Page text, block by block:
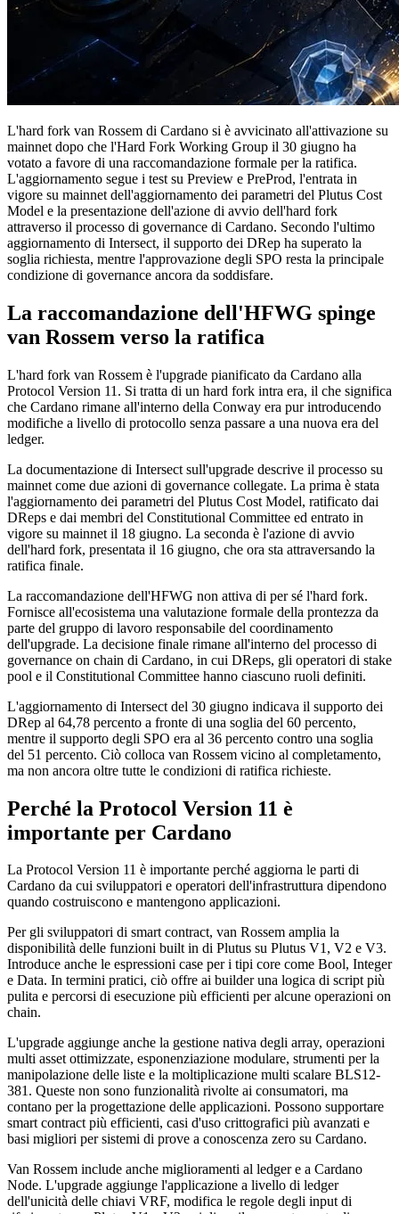
L'hard fork van Rossem di Cardano si è avvicinato all'attivazione su
mainnet dopo che l'Hard Fork Working Group il 30 giugno ha
votato a favore di una raccomandazione formale per la ratifica.
L'aggiornamento segue i test su Preview e PreProd, l'entrata in
vigore su mainnet dell'aggiornamento dei parametri del Plutus Cost
Model e la presentazione dell'azione di avvio dell'hard fork
attraverso il processo di governance di Cardano. Secondo l'ultimo
aggiornamento di Intersect, il supporto dei DRep ha superato la
soglia richiesta, mentre l'approvazione degli SPO resta la principale
condizione di governance ancora da soddisfare.
La raccomandazione dell'HFWG spinge
van Rossem verso la ratifica
L'hard fork van Rossem è l'upgrade pianificato da Cardano alla
Protocol Version 11. Si tratta di un hard fork intra era, il che significa
che Cardano rimane all'interno della Conway era pur introducendo
modifiche a livello di protocollo senza passare a una nuova era del
ledger.
La documentazione di Intersect sull'upgrade descrive il processo su
mainnet come due azioni di governance collegate. La prima è stata
l'aggiornamento dei parametri del Plutus Cost Model, ratificato dai
DReps e dai membri del Constitutional Committee ed entrato in
vigore su mainnet il 18 giugno. La seconda è l'azione di avvio
dell'hard fork, presentata il 16 giugno, che ora sta attraversando la
ratifica finale.
La raccomandazione dell'HFWG non attiva di per sé l'hard fork.
Fornisce all'ecosistema una valutazione formale della prontezza da
parte del gruppo di lavoro responsabile del coordinamento
dell'upgrade. La decisione finale rimane all'interno del processo di
governance on chain di Cardano, in cui DReps, gli operatori di stake
pool e il Constitutional Committee hanno ciascuno ruoli definiti.
L'aggiornamento di Intersect del 30 giugno indicava il supporto dei
DRep al 64,78 percento a fronte di una soglia del 60 percento,
mentre il supporto degli SPO era al 36 percento contro una soglia
del 51 percento. Ciò colloca van Rossem vicino al completamento,
ma non ancora oltre tutte le condizioni di ratifica richieste.
Perché la Protocol Version 11 è
importante per Cardano
La Protocol Version 11 è importante perché aggiorna le parti di
Cardano da cui sviluppatori e operatori dell'infrastruttura dipendono
quando costruiscono e mantengono applicazioni.
Per gli sviluppatori di smart contract, van Rossem amplia la
disponibilità delle funzioni built in di Plutus su Plutus V1, V2 e V3.
Introduce anche le espressioni case per i tipi core come Bool, Integer
e Data. In termini pratici, ciò offre ai builder una logica di script più
pulita e percorsi di esecuzione più efficienti per alcune operazioni on
chain.
L'upgrade aggiunge anche la gestione nativa degli array, operazioni
multi asset ottimizzate, esponenziazione modulare, strumenti per la
manipolazione delle liste e la moltiplicazione multi scalare BLS12-
381. Queste non sono funzionalità rivolte ai consumatori, ma
contano per la progettazione delle applicazioni. Possono supportare
smart contract più efficienti, casi d'uso crittografici più avanzati e
basi migliori per sistemi di prove a conoscenza zero su Cardano.
Van Rossem include anche miglioramenti al ledger e a Cardano
Node. L'upgrade aggiunge l'applicazione a livello di ledger
dell'unicità delle chiavi VRF, modifica le regole degli input di